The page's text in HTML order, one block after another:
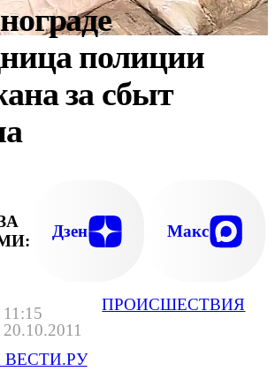
11:15
20.10.2011
ПРОИСШЕСТВИЯ
полиции
за сбыт
Дзен Макс